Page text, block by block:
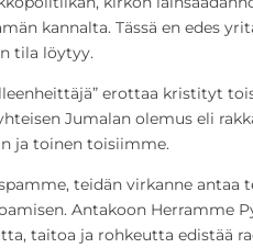
kannalta. Tässä en edes
tila löytyy.
erottaa kristityt
Jumalan olemus eli
ja toinen toisiimme.
teidän virkanne antaa
Antakoon Herramme
taitoa ja rohkeutta edistää